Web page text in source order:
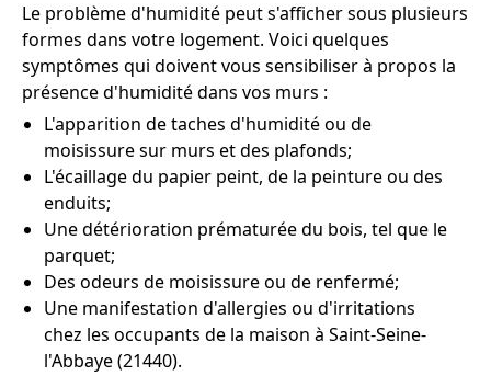
Le problème d'humidité peut s'afficher sous plusieurs
formes dans votre logement. Voici quelques
symptômes qui doivent vous sensibiliser à propos la
présence d'humidité dans vos murs :
L'apparition de taches d'humidité ou de
moisissure sur murs et des plafonds;
L'écaillage du papier peint, de la peinture ou des
enduits;
Une détérioration prématurée du bois, tel que le
parquet;
Des odeurs de moisissure ou de renfermé;
Une manifestation d'allergies ou d'irritations
chez les occupants de la maison à Saint-Seine-
l'Abbaye (21440).